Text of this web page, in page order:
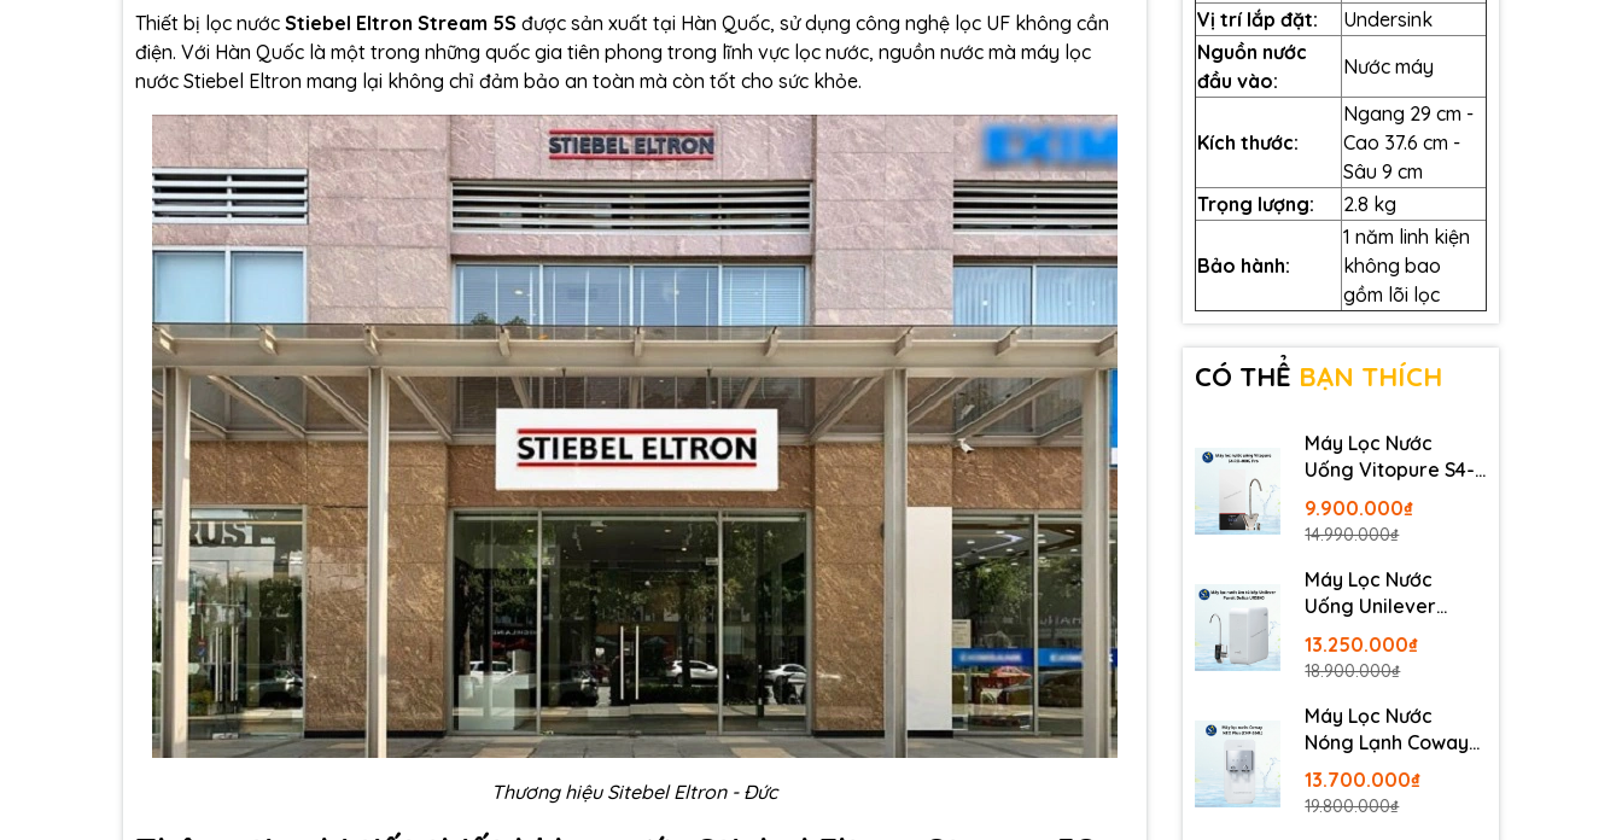
Thiết bị lọc nước Stiebel Eltron Stream 5S được sản xuất tại Hàn Quốc, sử dụng công nghệ lọc UF không cần
điện. Với Hàn Quốc là một trong những quốc gia tiên phong trong lĩnh vực lọc nước, nguồn nước mà máy lọc
nước Stiebel Eltron mang lại không chỉ đảm bảo an toàn mà còn tốt cho sức khỏe.
Thương hiệu Sitebel Eltron - Đức
Vị trí lắp đặt:
Undersink
Nguồn nước
đầu vào:
Nước máy
Kích thước:
Ngang 29 cm -
Cao 37.6 cm -
Sâu 9 cm
Trọng lượng:
2.8 kg
Bảo hành:
1 năm linh kiện
không bao
gồm lõi lọc
CÓ THỂ BẠN THÍCH
Máy Lọc Nước
Uống Vitopure S4-
RO-400G Pro -
Thương Hiệu Đức
9.900.000₫
14.990.000₫
Máy Lọc Nước
Uống Unilever
Pureit Delica
UR5840
13.250.000₫
18.900.000₫
Máy Lọc Nước
Nóng Lạnh Coway
Neo Plus CHP-264L
13.700.000₫
19.800.000₫